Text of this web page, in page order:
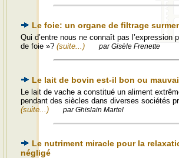
Le foie: un organe de filtrage
Qui d’entre nous ne connaît pas l’expression
de foie »? (suite...) par Gisèle Frenette
Le lait de bovin est-il bon ou
Le lait de vache a constitué un aliment
pendant des siècles dans diverses sociétés
(suite...)
par Ghislain Martel
Le nutriment miracle pour la
négligé